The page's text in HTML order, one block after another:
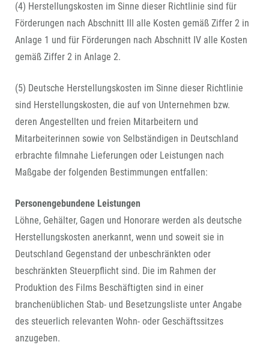
(4) Herstellungskosten im Sinne dieser Richtlinie sind für
Förderungen nach Abschnitt III alle Kosten gemäß Ziffer 2 in
Anlage 1 und für Förderungen nach Abschnitt IV alle Kosten
gemäß Ziffer 2 in Anlage 2.
(5) Deutsche Herstellungskosten im Sinne dieser Richtlinie
sind Herstellungskosten, die auf von Unternehmen bzw.
deren Angestellten und freien Mitarbeitern und
Mitarbeiterinnen sowie von Selbständigen in Deutschland
erbrachte filmnahe Lieferungen oder Leistungen nach
Maßgabe der folgenden Bestimmungen entfallen:
Personengebundene Leistungen
Löhne, Gehälter, Gagen und Honorare werden als deutsche
Herstellungskosten anerkannt, wenn und soweit sie in
Deutschland Gegenstand der unbeschränkten oder
beschränkten Steuerpflicht sind. Die im Rahmen der
Produktion des Films Beschäftigten sind in einer
branchenüblichen Stab- und Besetzungsliste unter Angabe
des steuerlich relevanten Wohn- oder Geschäftssitzes
anzugeben.